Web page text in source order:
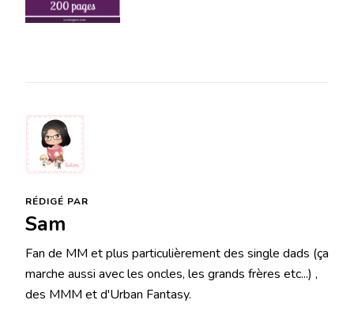
RÉDIGÉ PAR
Sam
Fan de MM et plus particulièrement des single dads (ça
marche aussi avec les oncles, les grands frères etc...) ,
des MMM et d'Urban Fantasy.